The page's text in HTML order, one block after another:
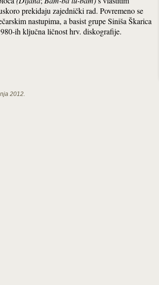
prekidaju zajednički rad. Povremeno se
nastupima, a basist grupe Siniša Škarica
ih ključna ličnost hrv. diskografije.
2012.